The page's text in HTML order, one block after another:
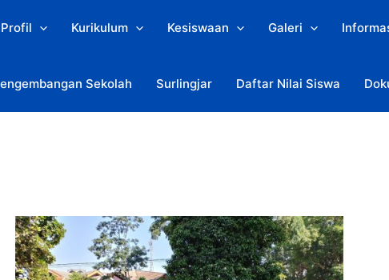
Profil Kurikulum Kesiswaan Galeri
Sekolah Surlingjar Daftar Nilai Siswa